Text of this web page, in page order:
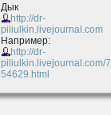
Дык
http://dr-
piliulkin.livejournal.com
Например:
http://dr-
piliulkin.livejournal.com/7
54629.html